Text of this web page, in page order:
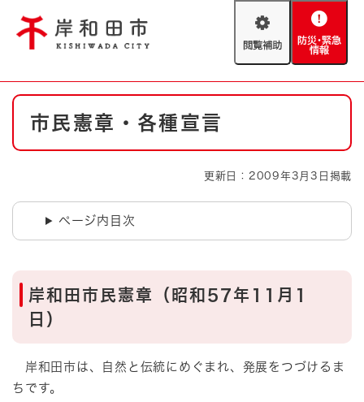
閲
助
防
緊
やさしい日本語
背景色変更 白 黒 青
とじる
防災・緊急情報 救急・消防
ハザードマップ AED設置箇所
本
市民憲章・各種宣言
更新日：2009年3月3日掲載
ページ内目次
岸和田市民憲章（昭和57年11月1
日）
岸和田市は、自然と伝統にめぐまれ、発展をつづけるま
ちです。